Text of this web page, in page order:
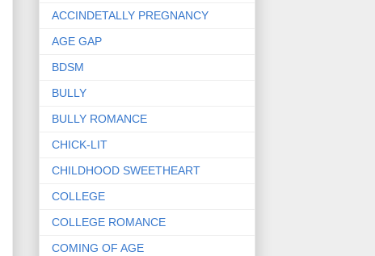
ACCINDETALLY PREGNANCY
AGE GAP
BDSM
BULLY
BULLY ROMANCE
CHICK-LIT
CHILDHOOD SWEETHEART
COLLEGE
COLLEGE ROMANCE
COMING OF AGE